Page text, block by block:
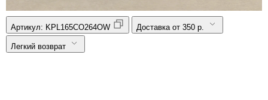
Артикул: KPL165CO264OW Доставка от 350 р.
Легкий возврат